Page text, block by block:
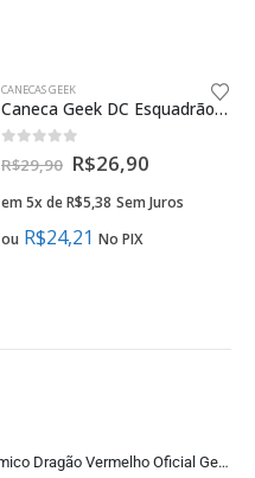
ou R$24,21 No PIX
Mouse Pad Ergonômico Dragão Vermelho Oficial Geek Vip